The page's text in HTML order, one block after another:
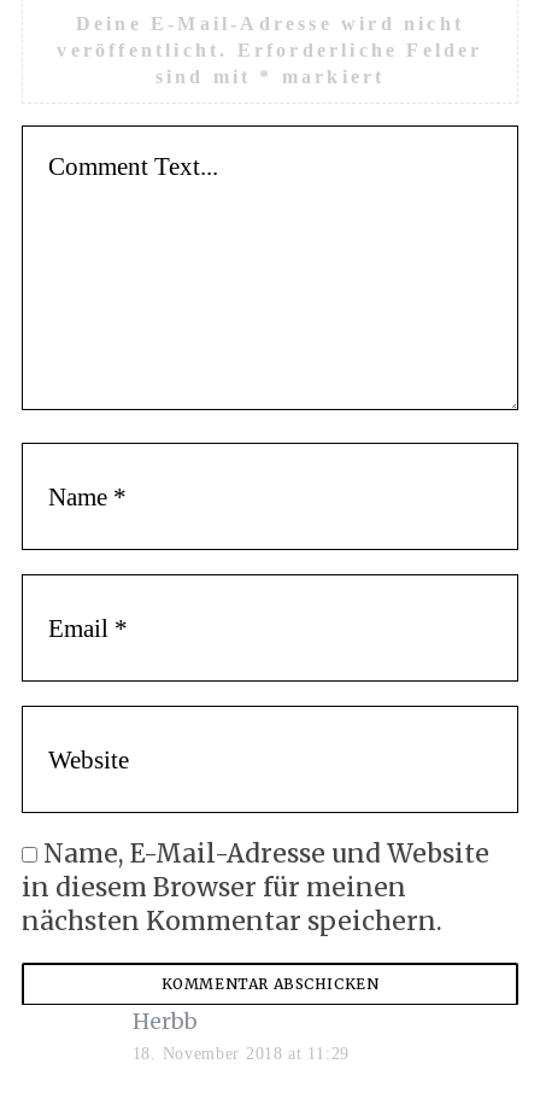
Deine E-Mail-Adresse wird nicht
veröffentlicht.
Erforderliche Felder
sind mit * markiert
Name, E-Mail-Adresse und Website
in diesem Browser für meinen
nächsten Kommentar speichern.
Herbb
18. November 2018 at 11:29